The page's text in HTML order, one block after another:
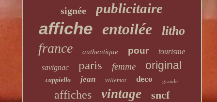
signée publicitaire
affiche entoilée litho
france authentique pour
tourisme
savignac
paris femme original
cappiello jean villemot deco grande
affiches vintage sncf